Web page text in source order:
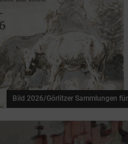
Bild 2026/Görlitzer Sammlungen